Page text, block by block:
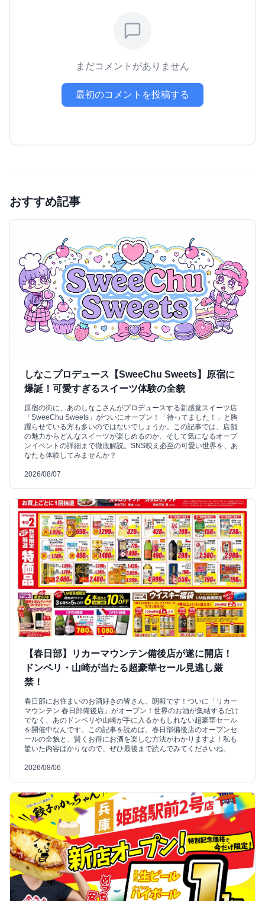
まだコメントがありません
最初のコメントを投稿する
おすすめ記事
しなこプロデュース【SweeChu Sweets】原宿に
爆誕！可愛すぎるスイーツ体験の全貌
原宿の街に、あのしなこさんがプロデュースする新感覚スイーツ店
「SweeChu Sweets」がついにオープン！「待ってました！」と胸
躍らせている方も多いのではないでしょうか。この記事では、店舗
の魅力からどんなスイーツが楽しめるのか、そして気になるオープ
ンイベントの詳細まで徹底解説。SNS映え必至の可愛い世界を、あ
なたも体験してみませんか？
2026/08/07
【春日部】リカーマウンテン備後店が遂に開店！
ドンペリ・山崎が当たる超豪華セール見逃し厳
禁！
春日部にお住まいのお酒好きの皆さん、朗報です！ついに「リカー
マウンテン 春日部備後店」がオープン！世界のお酒が集結するだけ
でなく、あのドンペリや山崎が手に入るかもしれない超豪華セール
を開催中なんです。この記事を読めば、春日部備後店のオープンセ
ールの全貌と、賢くお得にお酒を楽しむ方法がわかりますよ！私も
驚いた内容ばかりなので、ぜひ最後まで読んでみてくださいね。
2026/08/06